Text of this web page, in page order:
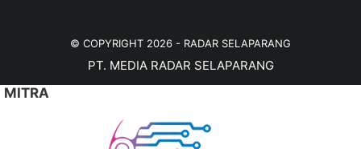
© COPYRIGHT 2026 - RADAR SELAPARANG
PT. MEDIA RADAR SELAPARANG
MITRA